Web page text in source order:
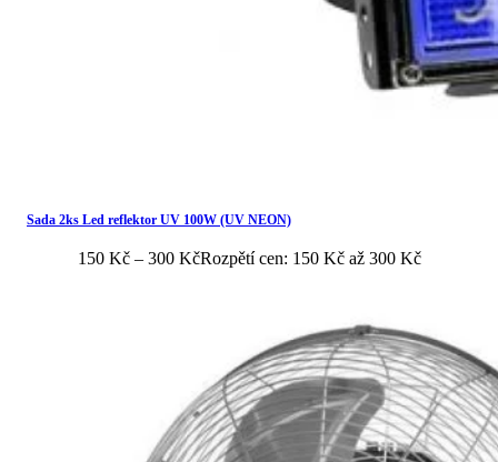
Sada 2ks Led reflektor UV 100W (UV NEON)
150 Kč – 300 KčRozpětí cen: 150 Kč až 300 Kč